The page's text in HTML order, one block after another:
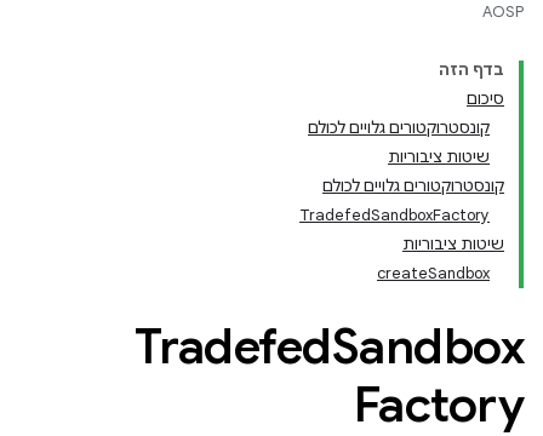
AOSP
בדף הזה
סיכום
קונסטרוקטורים גלויים לכולם
שיטות ציבוריות
קונסטרוקטורים גלויים לכולם
TradefedSandboxFactory
שיטות ציבוריות
createSandbox
TradefedSandbox
Factory